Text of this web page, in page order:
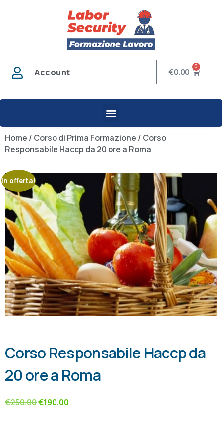
Account €0.00
0
Home / Corso di Prima Formazione / Corso
Responsabile Haccp da 20 ore a Roma
In offerta!
Corso Responsabile Haccp da
20 ore a Roma
€250.00€190.00